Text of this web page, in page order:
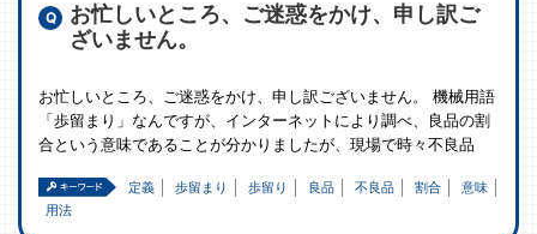
お忙しいところ、ご迷惑をかけ、申し訳ご
ざいません。
お忙しいところ、ご迷惑をかけ、申し訳ございません。 機械用語
「歩留まり」なんですが、インターネットにより調べ、良品の割
合という意味であることが分かりましたが、現場で時々不良品
定義 歩留まり 歩留り 良品 不良品 割合
意味
用法